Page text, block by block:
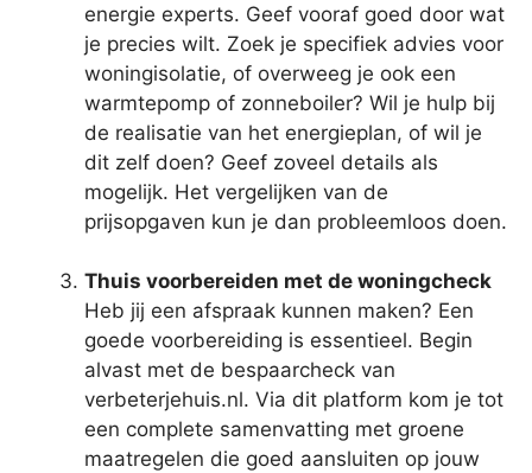
energie experts. Geef vooraf goed door wat
je precies wilt. Zoek je specifiek advies voor
woningisolatie, of overweeg je ook een
warmtepomp of zonneboiler? Wil je hulp bij
de realisatie van het energieplan, of wil je
dit zelf doen? Geef zoveel details als
mogelijk. Het vergelijken van de
prijsopgaven kun je dan probleemloos doen.
Thuis voorbereiden met de woningcheck
Heb jij een afspraak kunnen maken? Een
goede voorbereiding is essentieel. Begin
alvast met de bespaarcheck van
verbeterjehuis.nl. Via dit platform kom je tot
een complete samenvatting met groene
maatregelen die goed aansluiten op jouw